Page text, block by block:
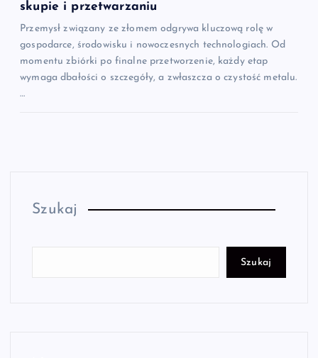
skupie i przetwarzaniu
Przemysł związany ze złomem odgrywa kluczową rolę w
gospodarce, środowisku i nowoczesnych technologiach. Od
momentu zbiórki po finalne przetworzenie, każdy etap
wymaga dbałości o szczegóły, a zwłaszcza o czystość metalu.
…
Szukaj
Szukaj